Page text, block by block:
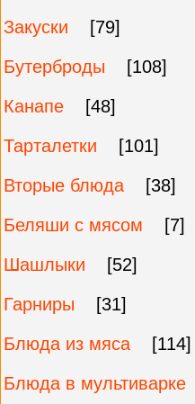
Закуски
[79]
Бутерброды
[108]
Канапе
[48]
Тарталетки
[101]
Вторые блюда
[38]
Беляши с мясом
[7]
Шашлыки
[52]
Гарниры
[31]
Блюда из мяса
[114]
Блюда в мультиварке